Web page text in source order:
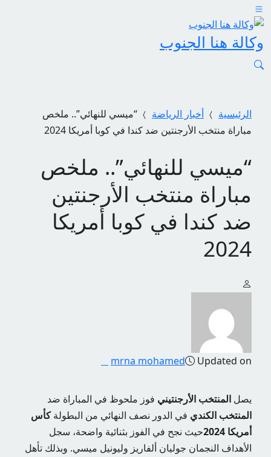
وكالة هنا الجنوب
الرئيسية أخبار الرياضة
“ميسي للنهائي”.. ملخص
مباراة منتخب الأرجنتين ضد كندا في كوبا أمريكا 2024
“ميسي للنهائي”.. ملخص
مباراة منتخب الأرجنتين
ضد كندا في كوبا أمريكا
2024
mrna mohamed Updated on
يصل المنتخب الأرجنتيني فوز ملحوظ في المباراة ضد
المنتخب الكندي في الدور نصف النهائي من البطولةكأس
أمريكا 2024
حيث نجح في الفوز بثنائية واضحة، سجل
الأهداف النجمان جوليان ألفاريز وليونيل ميسي. وبذلك تأهل